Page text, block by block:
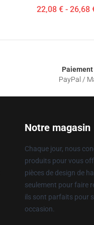
22,08 € - 26,68
Paiement
PayPal /
Notre magasin
Chaque jour, nous
produits pour vous
pièces de design de
seulement pour faire
ils sont parfaits pour
occasion.